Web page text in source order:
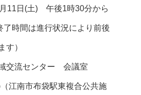
11日(土) 午後1時30分から
了時間は進行状況により前後
す）
交流センター 会議室
（江南市布袋駅東複合公共施